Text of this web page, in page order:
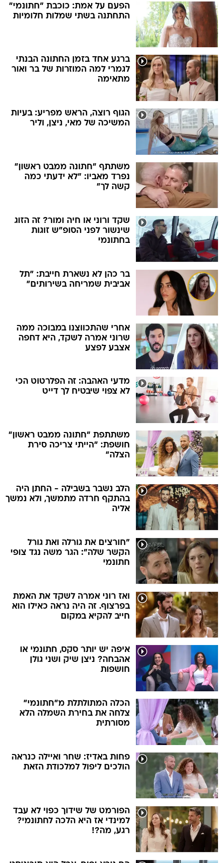
הפעם על אמת: כוכבת "חתונמי"
התחתנה בשתי שמלות חלומיות
ברגע אחד בזמן החתונה הבנתי
לגמרי למה המוזרות של בר ואור
מתאימה
הגוף רוצה, הראש מפריע: בעיות
המשיכה של מאי, ניצן, וליר
משתתף "חתונה ממבט ראשון"
נפרד מאביו: "לא ידעתי כמה
קשה לך"
שקד ורוני או חיה ומור? זה הזוג
שינשור לפני הסופ"ש זוגות
בחתונמי
בר כהן לא נשארת חייבת: "תל
אביבית שמריחה בשירותים"
אחרי שהתכווצנו במבוכה ממה
שרוני אמרה לשקד, היא דחפה
אצבע לפצע
מדעי האהבה: זה הפלרטוט הכי
לא צפוי שיבטיח לך דייט
משתתפת "חתונה ממבט ראשון"
חושפת: "הייתי צריכה סירת
הצלה"
הלב נשבר בשבילה - החתן היה
בהתקף חרדה מתמשך, ולא נמשך
אליה
"חורצים את גורלה ואת גורל
הקשר שלה": הגר משה נגד צופי
חתונמי
ואז רוני אמרה לשקד את האמת
בפרצוף. זה היה נראה כאילו הוא
חייב להקיא במקום
איפה יש יותר סקס, חתונמי או
אהבחה? ניצן שיק ושני גולן
חושפות
הכלה המתולתלת מ"חתונמי"
צלחה את בחירת השמלה הלא
מסורתית
פחות באדיז: שחר ואיילה כנראה
הולכים ליפול למלכודת הזאת
הפורמט של שידוך כפוי לא עבד
למינדי אז היא הלכה לחתונמי?
רגע, מה?!